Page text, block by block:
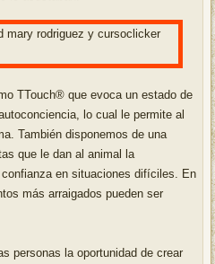
TTouch® que evoca un estado de
lo cual le permite al
También disponemos de una
que le dan al animal la
en situaciones difíciles. En
más arraigados pueden ser
personas la oportunidad de crear